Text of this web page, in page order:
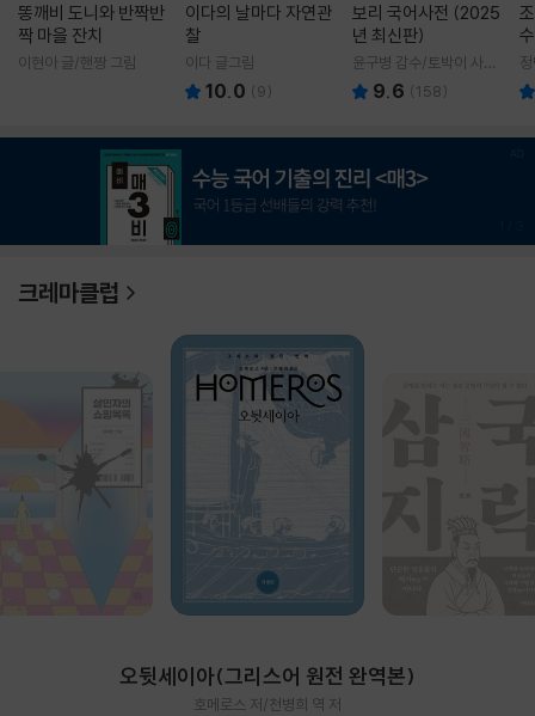
똥깨비 도니와 반짝반
짝 마을 잔치
이현아 글/핸짱 그림
이다의 날마다 자연관
찰
이다 글그림
10.0 (9)
보리 국어사전 (2025
년 최신판)
윤구병 감수/토박이 사전
편찬실 편
9.6 (158)
크레마클럽
오뒷세이아(그리스어 원전 완역본)
호메로스 저/천병희 역 저